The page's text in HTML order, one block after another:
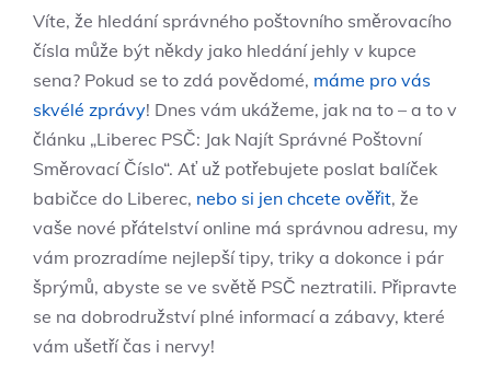
Víte, že hledání správného poštovního směrovacího
čísla může být někdy jako hledání jehly v kupce
sena? Pokud se to zdá povědomé, máme pro vás
skvélé zprávy! Dnes vám ukážeme, jak na to – a to v
článku „Liberec PSČ: Jak Najít Správné Poštovní
Směrovací Číslo“. Ať už potřebujete poslat balíček
babičce do Liberec, nebo si jen chcete ověřit, že
vaše nové přátelství online má správnou adresu, my
vám prozradíme nejlepší tipy, triky a dokonce i pár
šprýmů, abyste se ve světě PSČ neztratili. Připravte
se na dobrodružství plné informací a zábavy, které
vám ušetří čas i nervy!